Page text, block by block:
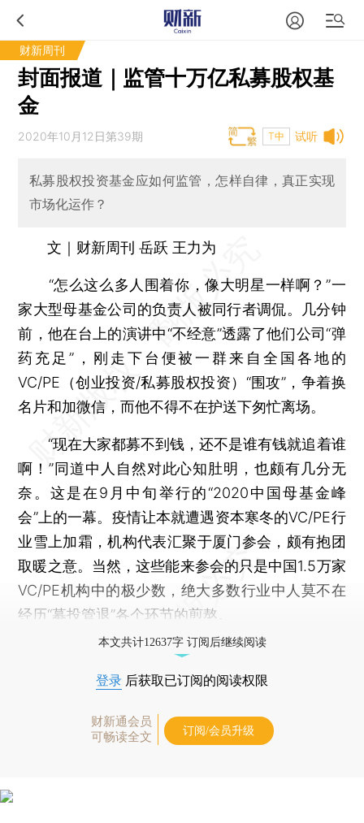
财新周刊
封面报道｜监管十万亿私募股权基
金
试听
2020年10月12日第39期 T中
私募股权投资基金应如何监管，怎样自律，真正实现
市场化运作？
文｜财新周刊 岳跃 王力为
“怎么这么多人围着你，像大明星一样啊？”一
家大型母基金公司的负责人被同行者调侃。几分钟
前，他在台上的演讲中“不经意”透露了他们公司“弹
药充足”，刚走下台便被一群来自全国各地的
VC/PE（创业投资/私募股权投资）“围攻”，争着换
名片和加微信，而他不得不在护送下匆忙离场。
“现在大家都募不到钱，还不是谁有钱就追着谁
啊！”同道中人自然对此心知肚明，也颇有几分无
奈。这是在9月中旬举行的“2020中国母基金峰
会”上的一幕。疫情让本就遭遇资本寒冬的VC/PE行
业雪上加霜，机构代表汇聚于厦门参会，颇有抱团
取暖之意。当然，这些能来参会的只是中国1.5万家
VC/PE机构中的极少数，绝大多数行业中人莫不在
经历“募投管退”各个环节的煎熬。
本文共计12637字 订阅后继续阅读
登录 后获取已订阅的阅读权限
财新通会员
可畅读全文
订阅/会员升级